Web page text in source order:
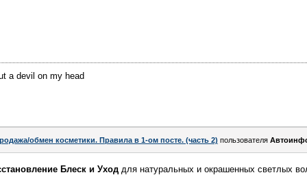
a devil on my head
обмен косметики. Правила в 1-ом посте. (часть 2) пользователя
Блеск и Уход для натуральных и окрашенных светлых